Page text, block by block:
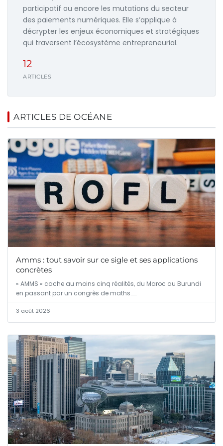
participatif ou encore les mutations du secteur
des paiements numériques. Elle s’applique à
décrypter les enjeux économiques et stratégiques
qui traversent l’écosystème entrepreneurial.
12
ARTICLES
ARTICLES DE OCÉANE
Amms : tout savoir sur ce sigle et ses applications
concrètes
« AMMS » cache au moins cinq réalités, du Maroc au Burundi
en passant par un congrès de maths……
3 août 2026